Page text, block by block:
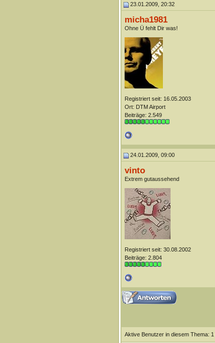
23.01.2009, 20:32
micha1981
Ohne Ü fehlt Dir was!
Registriert seit: 16.05.2003
Ort: DTM Airport
Beiträge: 2.549
24.01.2009, 09:00
vinto
Extrem gutaussehend
Registriert seit: 30.08.2002
Beiträge: 2.804
Aktive Benutzer in diesem Thema: 1